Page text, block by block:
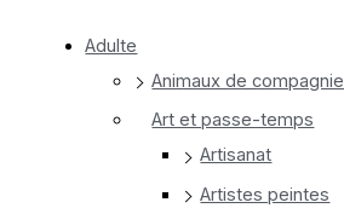
Adulte
Animaux de compagnie
Art et passe-temps
Artisanat
Artistes peintes